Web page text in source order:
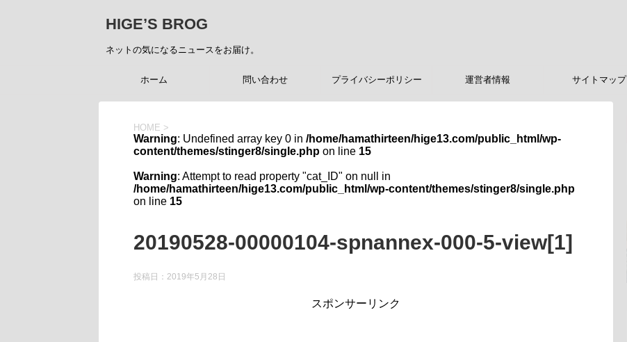
HIGE’S BROG
ネットの気になるニュースをお届け。
ホーム 問い合わせ プライバシーポリシー 運営者情報 サイトマップ
HOME >
Warning: Undefined array key 0 in /home/hamathirteen/hige13.com/public_html/wp-
content/themes/stinger8/single.php on line 15
Warning: Attempt to read property "cat_ID" on null in
/home/hamathirteen/hige13.com/public_html/wp-content/themes/stinger8/single.php
on line 15
20190528-00000104-spnannex-000-5-view[1]
投稿日： 2019年5月28日
スポンサーリンク